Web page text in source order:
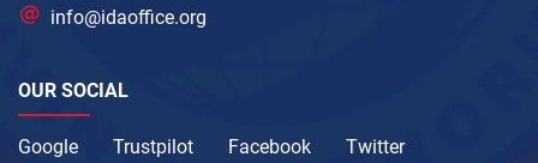
info@idaoffice.org
OUR SOCIAL
Google Trustpilot Facebook
Twitter